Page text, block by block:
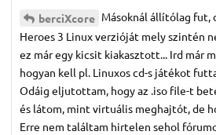
berciXcore Másoknál állítólag fut,
Heroes 3 Linux verzióját mely szintén
ez már egy kicsit kiakasztott... Ird már
hogyan kell pl. Linuxos cd-s játékot
Odáig eljutottam, hogy az .iso file-t
és látom, mint virtuális meghajtót, de
Erre nem találtam hirtelen sehol